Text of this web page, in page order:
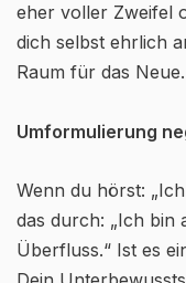
eher voller Zweifel
dich selbst ehrlich
Raum für das Neue.
Umformulierung
Wenn du hörst:
das durch: „Ich bin
Überfluss.“ Ist es